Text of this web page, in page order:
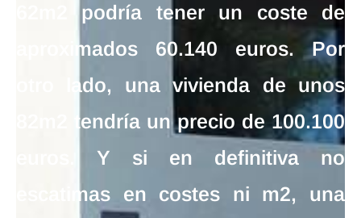
podría tener un coste de
aproximados 60.140 euros. Por
otro lado, unavivienda de unos
82m2 tendría un precio de 100.100
. Y si en definitiva no
escatimas en costes ni m2, una